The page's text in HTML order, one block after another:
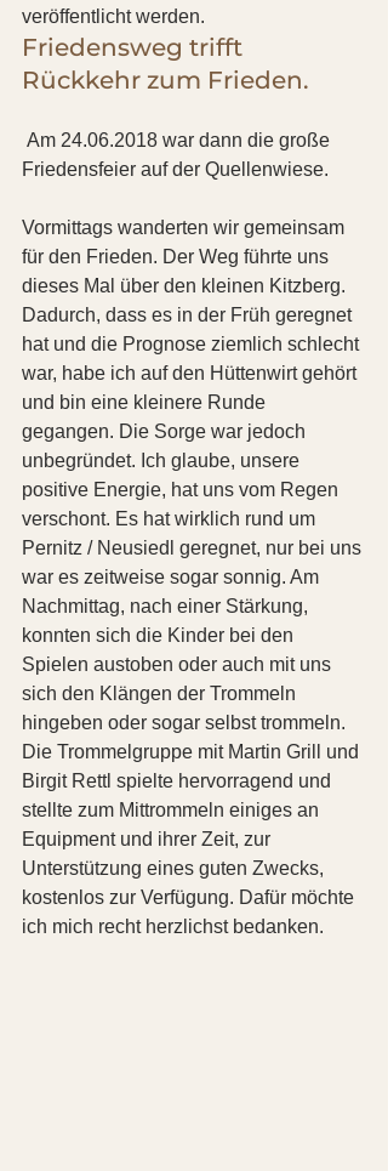
veröffentlicht werden.
Friedensweg trifft
Rückkehr zum Frieden.
Friedensfeier auf der Quellenwiese.
Vormittags wanderten wir gemeinsam
für den Frieden. Der Weg führte uns
dieses Mal über den kleinen Kitzberg.
Dadurch, dass es in der Früh geregnet
hat und die Prognose ziemlich schlecht
war, habe ich auf den Hüttenwirt gehört
und bin eine kleinere Runde
gegangen. Die Sorge war jedoch
unbegründet. Ich glaube, unsere
positive Energie, hat uns vom Regen
verschont. Es hat wirklich rund um
Pernitz / Neusiedl geregnet, nur bei uns
war es zeitweise sogar sonnig. Am
Nachmittag, nach einer Stärkung,
konnten sich die Kinder bei den
Spielen austoben oder auch mit uns
sich den Klängen der Trommeln
hingeben oder sogar selbst trommeln.
Die Trommelgruppe mit Martin Grill und
Birgit Rettl spielte hervorragend und
stellte zum Mittrommeln einiges an
Equipment und ihrer Zeit, zur
Unterstützung eines guten Zwecks,
kostenlos zur Verfügung. Dafür möchte
ich mich recht herzlichst bedanken.